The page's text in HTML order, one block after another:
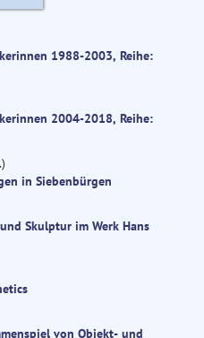
1988-2003, Reihe:
2004-2018, Reihe:
in Siebenbürgen
Skulptur im Werk Hans
von Objekt- und